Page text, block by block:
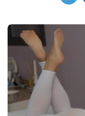
Post
navigation